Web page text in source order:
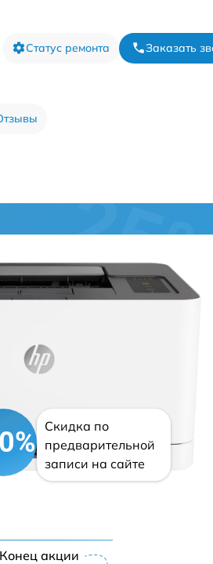
Статус ремонта Заказать
Скидка по
предварительной
записи на сайте
Конец акции